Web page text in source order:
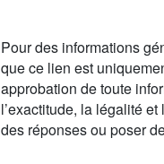
Pour des informations
que ce lien est
approbation de toute
l’exactitude, la légalité
des réponses ou poser